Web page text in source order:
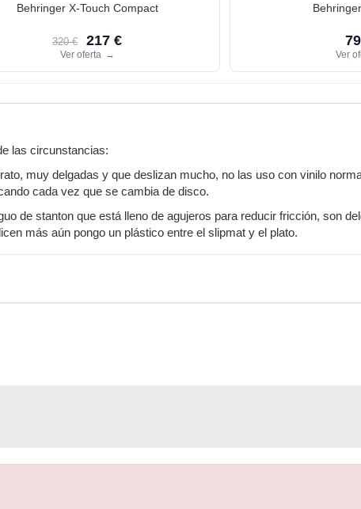
Behringer X-Touch Compact
320 € 217 €
Ver oferta → Ver
las circunstancias:
muy delgadas y que deslizan mucho, no las uso con vinilo
cada vez que se cambia de disco.
de stanton que está lleno de agujeros para reducir fricción, son
más aún pongo un plástico entre el slipmat y el plato.